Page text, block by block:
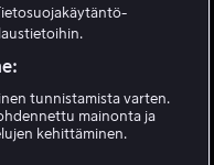
tunnistamista varten.
mainonta ja
kehittäminen.